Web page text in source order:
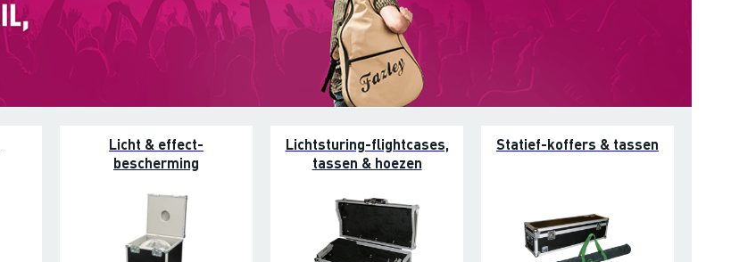
Licht & effect-
bescherming
Lichtsturing-flightcases,
tassen & hoezen
Statief-koffers & tassen